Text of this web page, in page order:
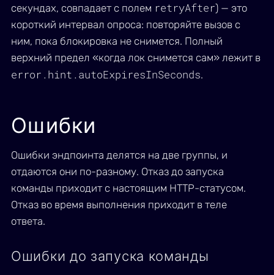
секундах, совпадает с полем retryAfter) — это
короткий интервал опроса: повторяйте вызов с
ним, пока блокировка не снимется. Полный
верхний предел «когда лок снимется сам» лежит в
error.hint.autoExpiresInSeconds.
Ошибки
Ошибки эндпоинта делятся на две группы, и
отдаются они по-разному. Отказ до запуска
команды приходит с настоящим HTTP-статусом.
Отказ во время выполнения приходит в теле
ответа.
Ошибки до запуска команды